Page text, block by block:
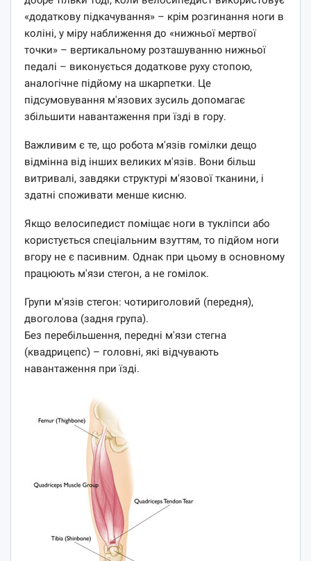
«додаткову підкачування» – крім розгинання ноги в
коліні, у міру наближення до «нижньої мертвої
точки» – вертикальному розташуванню нижньої
педалі – виконується додаткове руху стопою,
аналогічне підйому на шкарпетки. Це
підсумовування м'язових зусиль допомагає
збільшити навантаження при їзді в гору.
Важливим є те, що робота м'язів гомілки дещо
відмінна від інших великих м'язів. Вони більш
витривалі, завдяки структурі м'язової тканини, і
здатні споживати менше кисню.
Якщо велосипедист поміщає ноги в тукліпси або
користується спеціальним взуттям, то підйом ноги
вгору не є пасивним. Однак при цьому в основному
працюють м'язи стегон, а не гомілок.
Групи м'язів стегон: чотириголовий (передня),
двоголова (задня група).
Без перебільшення, передні м'язи стегна
(квадрицепс) – головні, які відчувають
навантаження при їзді.